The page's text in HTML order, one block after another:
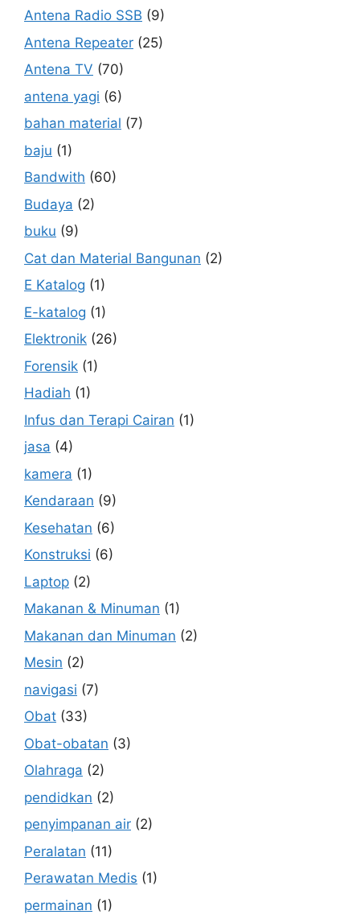
Antena Radio SSB (9)
Antena Repeater (25)
Antena TV (70)
antena yagi (6)
bahan material (7)
baju (1)
Bandwith (60)
Budaya (2)
buku (9)
Cat dan Material Bangunan (2)
E Katalog (1)
E-katalog (1)
Elektronik (26)
Forensik (1)
Hadiah (1)
Infus dan Terapi Cairan (1)
jasa (4)
kamera (1)
Kendaraan (9)
Kesehatan (6)
Konstruksi (6)
Laptop (2)
Makanan & Minuman (1)
Makanan dan Minuman (2)
Mesin (2)
navigasi (7)
Obat (33)
Obat-obatan (3)
Olahraga (2)
pendidkan (2)
penyimpanan air (2)
Peralatan (11)
Perawatan Medis (1)
permainan (1)